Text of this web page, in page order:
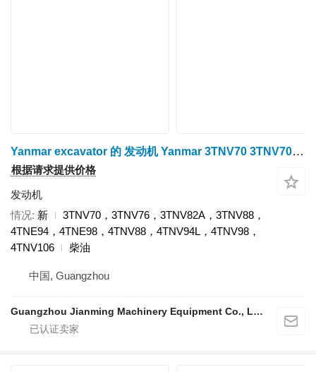
Yanmar excavator 的 发动机 Yanmar 3TNV70 3TNV70，3TNV76，3TNV82A，3TNV88，4TNE94，4TNE98，4TNV88，4TNV94L，4TNV98，4TNV106
根据请求提供价格
发动机
情况 新
3TNV70，3TNV76，3TNV82A，3TNV88，
4TNE94，4TNE98，4TNV88，4TNV94L，4TNV98，
4TNV106
柴油
中国, Guangzhou
Guangzhou Jianming Machinery Equipment Co., Ltd.